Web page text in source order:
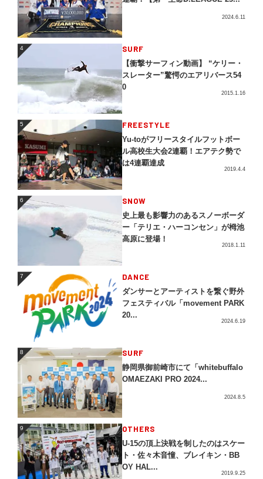
2024.6.11
4 SURF
【衝撃サーフィン動画】 “ケリー・
スレーター”驚愕のエアリバース54
0
2015.1.16
5 FREESTYLE
Yu-toがフリースタイルフットボー
ル高校生大会2連覇！エアテク勢で
は4連覇達成
2019.4.4
6 SNOW
史上最も影響力のあるスノーボーダ
ー「テリエ・ハーコンセン」が栂池
高原に登場！
2018.1.11
7 DANCE
ダンサーとアーティストを繋ぐ野外
フェスティバル「movement PARK
20...
2024.6.19
8 SURF
静岡県御前崎市にて「whitebuffalo
OMAEZAKI PRO 2024...
2024.8.5
9 OTHERS
U-15の頂上決戦を制したのはスケー
ト・佐々木音憧、ブレイキン・BB
OY HAL...
2019.9.25